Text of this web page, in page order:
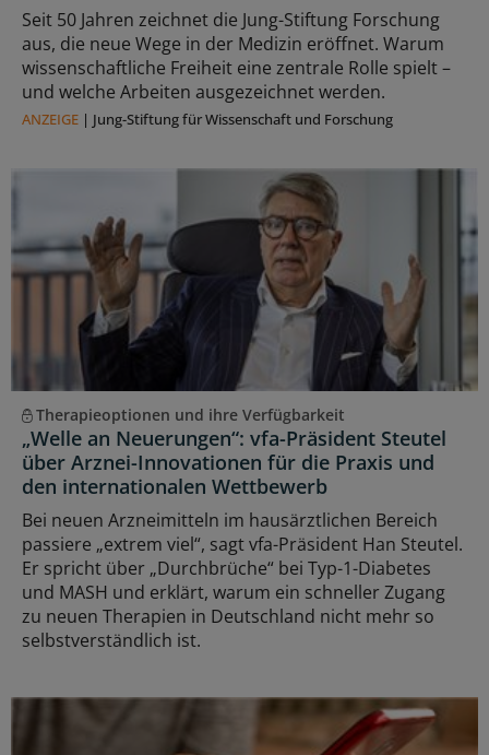
Seit 50 Jahren zeichnet die Jung-Stiftung Forschung
aus, die neue Wege in der Medizin eröffnet. Warum
wissenschaftliche Freiheit eine zentrale Rolle spielt –
und welche Arbeiten ausgezeichnet werden.
ANZEIGE | Jung-Stiftung für Wissenschaft und Forschung
Therapieoptionen und ihre Verfügbarkeit
„Welle an Neuerungen“: vfa-Präsident Steutel
über Arznei-Innovationen für die Praxis und
den internationalen Wettbewerb
Bei neuen Arzneimitteln im hausärztlichen Bereich
passiere „extrem viel“, sagt vfa-Präsident Han Steutel.
Er spricht über „Durchbrüche“ bei Typ-1-Diabetes
und MASH und erklärt, warum ein schneller Zugang
zu neuen Therapien in Deutschland nicht mehr so
selbstverständlich ist.